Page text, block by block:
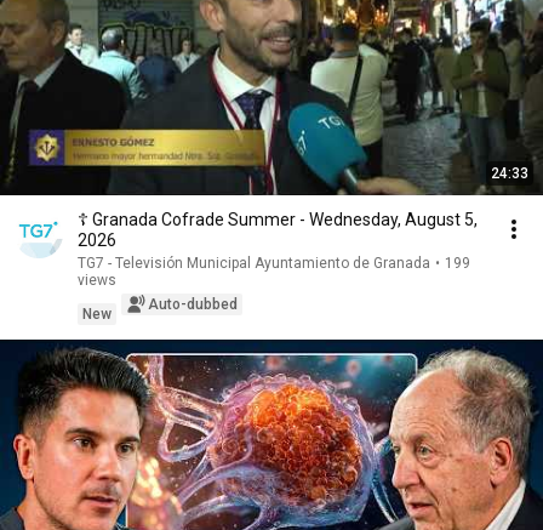
24:33
☦️ Granada Cofrade Summer - Wednesday, August 5,
2026
TG7 - Televisión Municipal Ayuntamiento de Granada • 199
views
New
Auto-dubbed